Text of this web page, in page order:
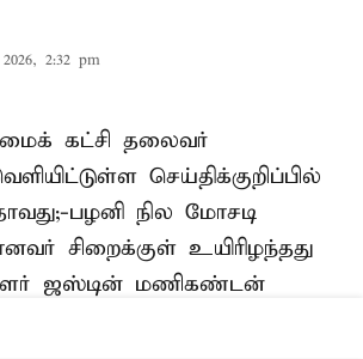
2:32 pm
கட்சி தலைவர்
செய்திக்குறிப்பில்
பழனி நில மோசடி
சிறைக்குள் உயிரிழந்தது
ஜஸ்டின் மணிகண்டன்